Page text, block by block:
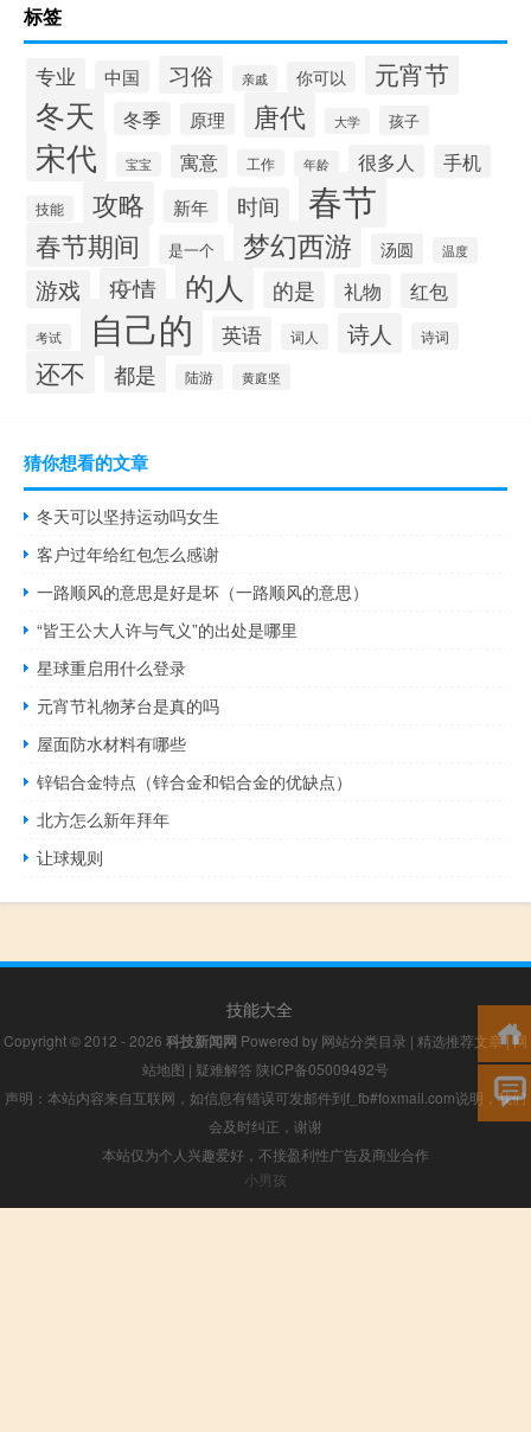
标签
专业 中国 习俗 亲戚 你可以 元宵节
冬天 冬季 原理 唐代 大学 孩子
宋代 宝宝 寓意 工作 年龄 很多人 手机
技能 攻略 新年 时间 春节
春节期间 是一个 梦幻西游 汤圆 温度
游戏 疫情 的人 的是 礼物 红包
考试 自己的 英语 词人 诗人 诗词
还不 都是 陆游 黄庭坚
猜你想看的文章
冬天可以坚持运动吗女生
客户过年给红包怎么感谢
一路顺风的意思是好是坏（一路顺风的意思）
“皆王公大人许与气义”的出处是哪里
星球重启用什么登录
元宵节礼物茅台是真的吗
屋面防水材料有哪些
锌铝合金特点（锌合金和铝合金的优缺点）
北方怎么新年拜年
让球规则
技能大全
Copyright © 2012 - 2026 科技新闻网 Powered by 网站分类目录 | 精选推荐文章|网
站地图 | 疑难解答 陕ICP备05009492号
声明：本站内容来自互联网，如信息有错误可发邮件到f_fb#foxmail.com说明，我们
会及时纠正，谢谢
本站仅为个人兴趣爱好，不接盈利性广告及商业合作
小男孩